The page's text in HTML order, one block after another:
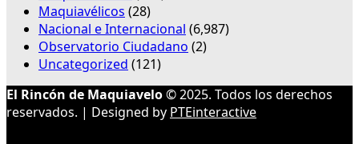
Maquiavélicos (28)
Nacional e Internacional (6,987)
Observatorio Ciudadano (2)
Uncategorized (121)
El Rincón de Maquiavelo© 2025. Todos los derechos
reservados. | Designed by PTEinteractive